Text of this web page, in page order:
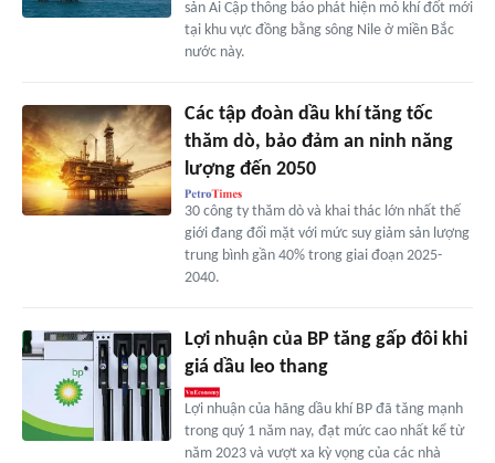
sản Ai Cập thông báo phát hiện mỏ khí đốt mới
tại khu vực đồng bằng sông Nile ở miền Bắc
nước này.
Các tập đoàn dầu khí tăng tốc
thăm dò, bảo đảm an ninh năng
lượng đến 2050
30 công ty thăm dò và khai thác lớn nhất thế
giới đang đối mặt với mức suy giảm sản lượng
trung bình gần 40% trong giai đoạn 2025-
2040.
Lợi nhuận của BP tăng gấp đôi khi
giá dầu leo thang
Lợi nhuận của hãng dầu khí BP đã tăng mạnh
trong quý 1 năm nay, đạt mức cao nhất kể từ
năm 2023 và vượt xa kỳ vọng của các nhà